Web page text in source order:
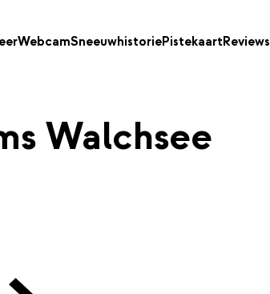
WebcamSneeuwhistoriePistekaartReviews
Walchsee
Webcam
Volgende Webcam